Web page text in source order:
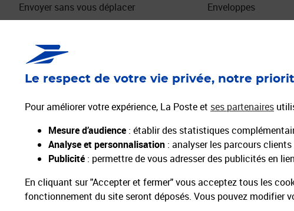
Le respect de votre vie privée, notre
Pour améliorer votre expérience, La Poste et ses partenaires
Mesure d’audience : établir des statistiques
Analyse et personnalisation : analyser les parcours
Publicité : permettre de vous adresser des publicités en
En cliquant sur "Accepter et fermer" vous acceptez tous les
fonctionnement du site seront déposés. Vous pouvez
Envoyer sans vous déplacer
Envois urgents
Services Seniors
Digiposte
Vendre sur la Marketplace La Poste
Activer mes Services Plus pour envoyer mon
courrier
Enveloppes
Timbres
Cartes de voeux
ProfessionnelsEntreprises et CollectivitésLa Poste GroupeLa Poste recrute